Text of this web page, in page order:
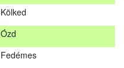
Kölked
Ózd
Fedémes